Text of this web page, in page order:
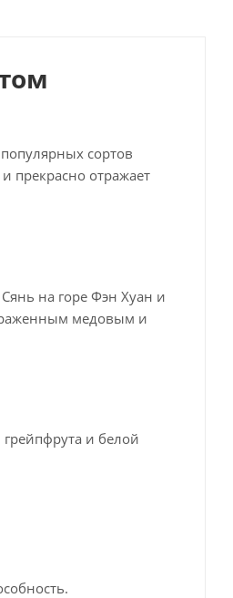
сортов
прекрасно отражает
на горе Фэн Хуан и
медовым и
и белой